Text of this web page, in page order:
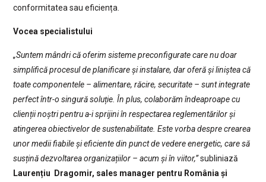
conformitatea sau eficiența.
Vocea specialistului
„Suntem mândri că oferim sisteme preconfigurate care nu doar
simplifică procesul de planificare și instalare, dar oferă și liniștea că
toate componentele – alimentare, răcire, securitate – sunt integrate
perfect într-o singură soluție. În plus, colaborăm îndeaproape cu
clienții noștri pentru a-i sprijini în respectarea reglementărilor și
atingerea obiectivelor de sustenabilitate. Este vorba despre crearea
unor medii fiabile și eficiente din punct de vedere energetic, care să
susțină dezvoltarea organizațiilor – acum și în viitor,”subliniază
Laurențiu Dragomir, sales manager pentru România și